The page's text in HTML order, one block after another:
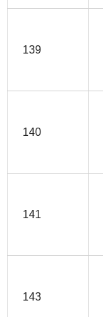
139
140
141
143